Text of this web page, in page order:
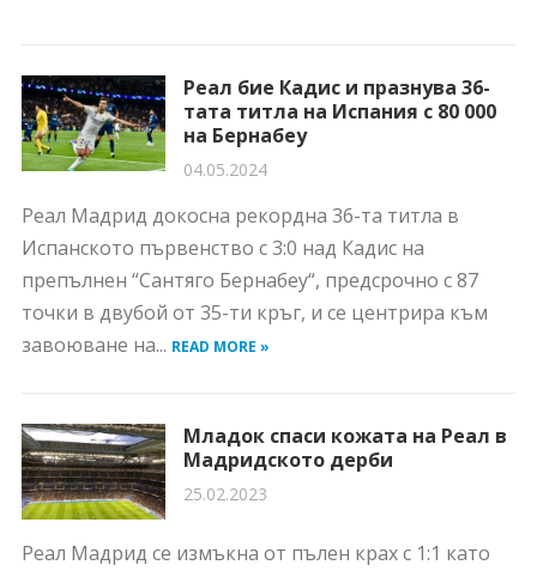
Реал бие Кадис и празнува 36-
тата титла на Испания с 80 000
на Бернабеу
04.05.2024
Реал Мадрид докосна рекордна 36-та титла в
Испанското първенство с 3:0 над Кадис на
препълнен “Сантяго Бернабеу“, предсрочно с 87
точки в двубой от 35-ти кръг, и се центрира към
завоюване на... READ MORE »
Младок спаси кожата на Реал в
Мадридското дерби
25.02.2023
Реал Мадрид се измъкна от пълен крах с 1:1 като